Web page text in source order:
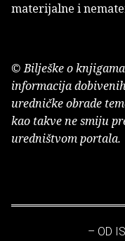
materijalne i
© Bilješke o
informacija
uredničke obrade
kao takve ne smiju
uredništvom portala.
– OD